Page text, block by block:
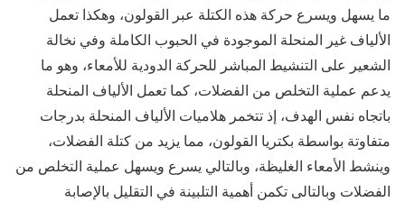
ما يسهل ويسرع حركة هذه الكتلة عبر القولون، وهكذا تعمل
الألياف غير المنحلة الموجودة في الحبوب الكاملة وفي نخالة
الشعير على التنشيط المباشر للحركة الدودية للأمعاء، وهو ما
يدعم عملية التخلص من الفضلات، كما تعمل الألياف المنحلة
باتجاه نفس الهدف، إذ تتخمر هلاميات الألياف المنحلة بدرجات
متفاوتة بواسطة بكتريا القولون، مما يزيد من كتلة الفضلات،
وينشط الأمعاء الغليظة، وبالتالي يسرع ويسهل عملية التخلص من
الفضلات وبالتالى تكمن أهمية التلبينة في التقليل بالإصابة